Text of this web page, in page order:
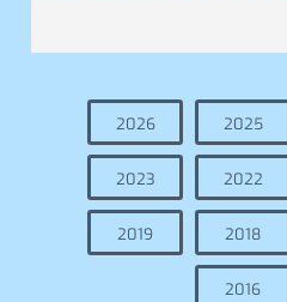
2026 2025
2023 2022
2019 2018
2016